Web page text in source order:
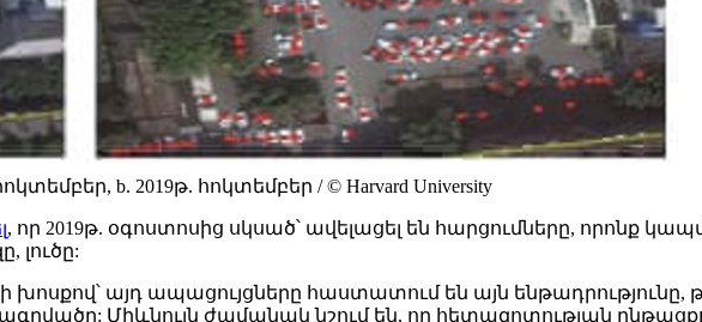
b. 2019թ. հոկտեմբեր / © Harvard University
, որ 2019թ. օգոստոսից սկսած՝ ավելացել են հարցումները, որոնք
լուծը:
այդ ապացույցները հաստատում են այն ենթադրությունը,
Միևնույն ժամանակ նշում են, որ հետազոտության